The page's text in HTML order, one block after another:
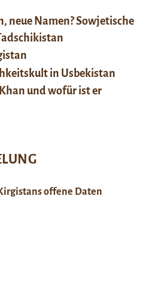
neue Namen? Sowjetische
in Usbekistan
und wofür ist er
offene Daten